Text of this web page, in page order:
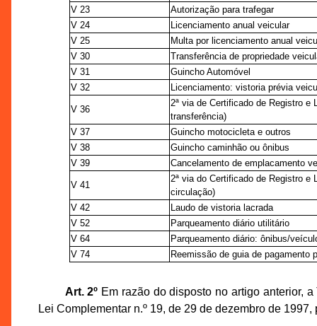
V 23
Autorização para trafegar
V 24
Licenciamento anual veicular
V 25
Multa por licenciamento anual
V 30
Transferência de propriedade
V 31
Guincho Automóvel
V 32
Licenciamento: vistoria prévia
V 36
2ª via de Certificado de Registro e
transferência)
V 37
Guincho motocicleta e outros
V 38
Guincho caminhão ou ônibus
V 39
Cancelamento de emplacamento
V 41
2ª via do Certificado de Registro e
circulação)
V 42
Laudo de vistoria lacrada
V 52
Parqueamento diário utilitário
V 64
Parqueamento diário: ônibus/
V 74
Reemissão de guia de pagamento
Art. 2º Em razão do disposto no artigo anterior,
Lei Complementar n.º 19, de 29 de dezembro de